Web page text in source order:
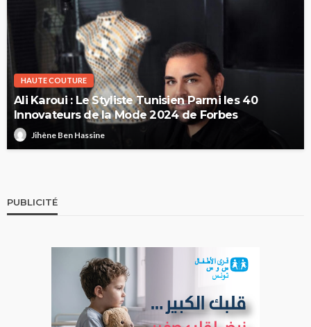
HAUTE COUTURE
Ali Karoui : Le Styliste Tunisien Parmi les 40
Innovateurs de la Mode 2024 de Forbes
Jihène Ben Hassine
PUBLICITÉ